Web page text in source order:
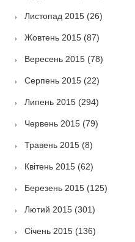
Листопад 2015(26)
Жовтень 2015(87)
Вересень 2015(78)
Серпень 2015(22)
Липень 2015(294)
Червень 2015(79)
Травень 2015(8)
Квітень 2015(62)
Березень 2015(125)
Лютий 2015(301)
Січень 2015(136)